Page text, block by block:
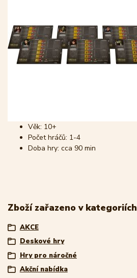
Věk: 10+
Počet hráčů: 1-4
Doba hry: cca 90 min
Zboží zařazeno v kategoriích
AKCE
Deskové hry
Hry pro náročné
Akční nabídka